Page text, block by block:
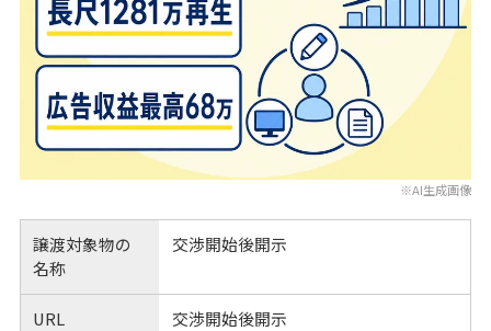
※AI生成画像
譲渡対象物の
名称
交渉開始後開示
URL 交渉開始後開示